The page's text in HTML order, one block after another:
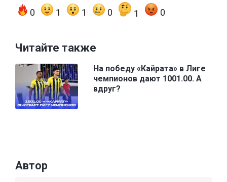
0 1 1 0 1 0
Читайте также
На победу «Кайрата» в Лиге
чемпионов дают 1001.00. А
вдруг?
Автор